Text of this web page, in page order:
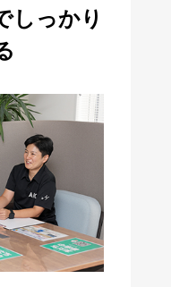
しっかり